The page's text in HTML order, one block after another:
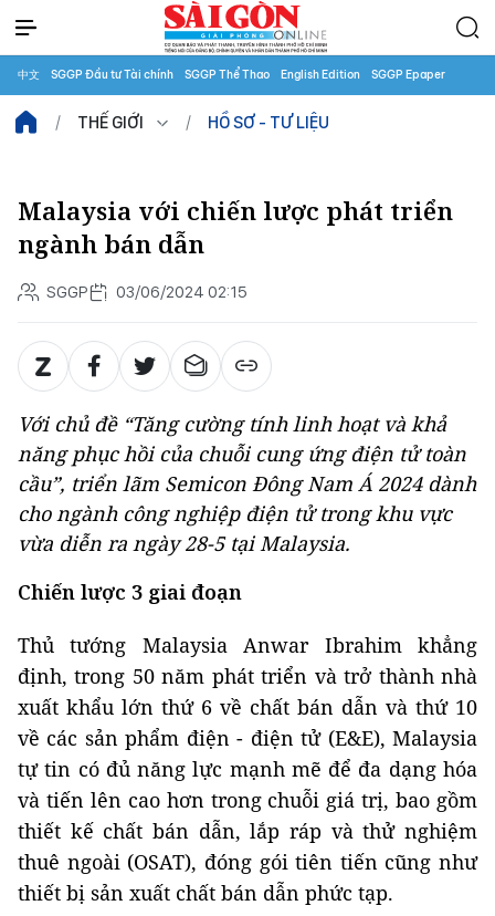
中文 SGGP Đầu tư Tài chính SGGP Thể Thao English Edition SGGP Epaper
THẾ GIỚI HỒ SƠ - TƯ LIỆU
Malaysia với chiến lược phát triển
ngành bán dẫn
SGGP 03/06/2024 02:15
Với chủ đề “Tăng cường tính linh hoạt và khả
năng phục hồi của chuỗi cung ứng điện tử toàn
cầu”, triển lãm Semicon Đông Nam Á 2024 dành
cho ngành công nghiệp điện tử trong khu vực
vừa diễn ra ngày 28-5 tại Malaysia.
Chiến lược 3 giai đoạn
Thủ tướng Malaysia Anwar Ibrahim khẳng
định, trong 50 năm phát triển và trở thành nhà
xuất khẩu lớn thứ 6 về chất bán dẫn và thứ 10
về các sản phẩm điện - điện tử (E&E), Malaysia
tự tin có đủ năng lực mạnh mẽ để đa dạng hóa
và tiến lên cao hơn trong chuỗi giá trị, bao gồm
thiết kế chất bán dẫn, lắp ráp và thử nghiệm
thuê ngoài (OSAT), đóng gói tiên tiến cũng như
thiết bị sản xuất chất bán dẫn phức tạp.